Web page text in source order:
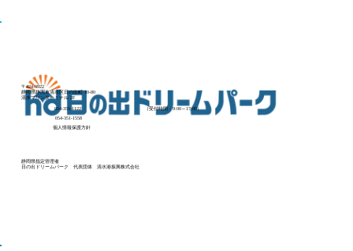
〒424-0922
静岡県静岡市清水区日の出町 10-80
清水マリンターミナル 2F
054-355-1122
（受付時間：9:00～17:00）
054-351-1558
個人情報保護方針
静岡県指定管理者
​日の出ドリームパーク 代表団体 清水港振興株式会社